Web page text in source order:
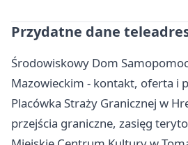
Przydatne dane
Środowiskowy Dom
Mazowieckim - kontakt, oferta i
Placówka Straży Granicznej w
przejścia graniczne, zasięg